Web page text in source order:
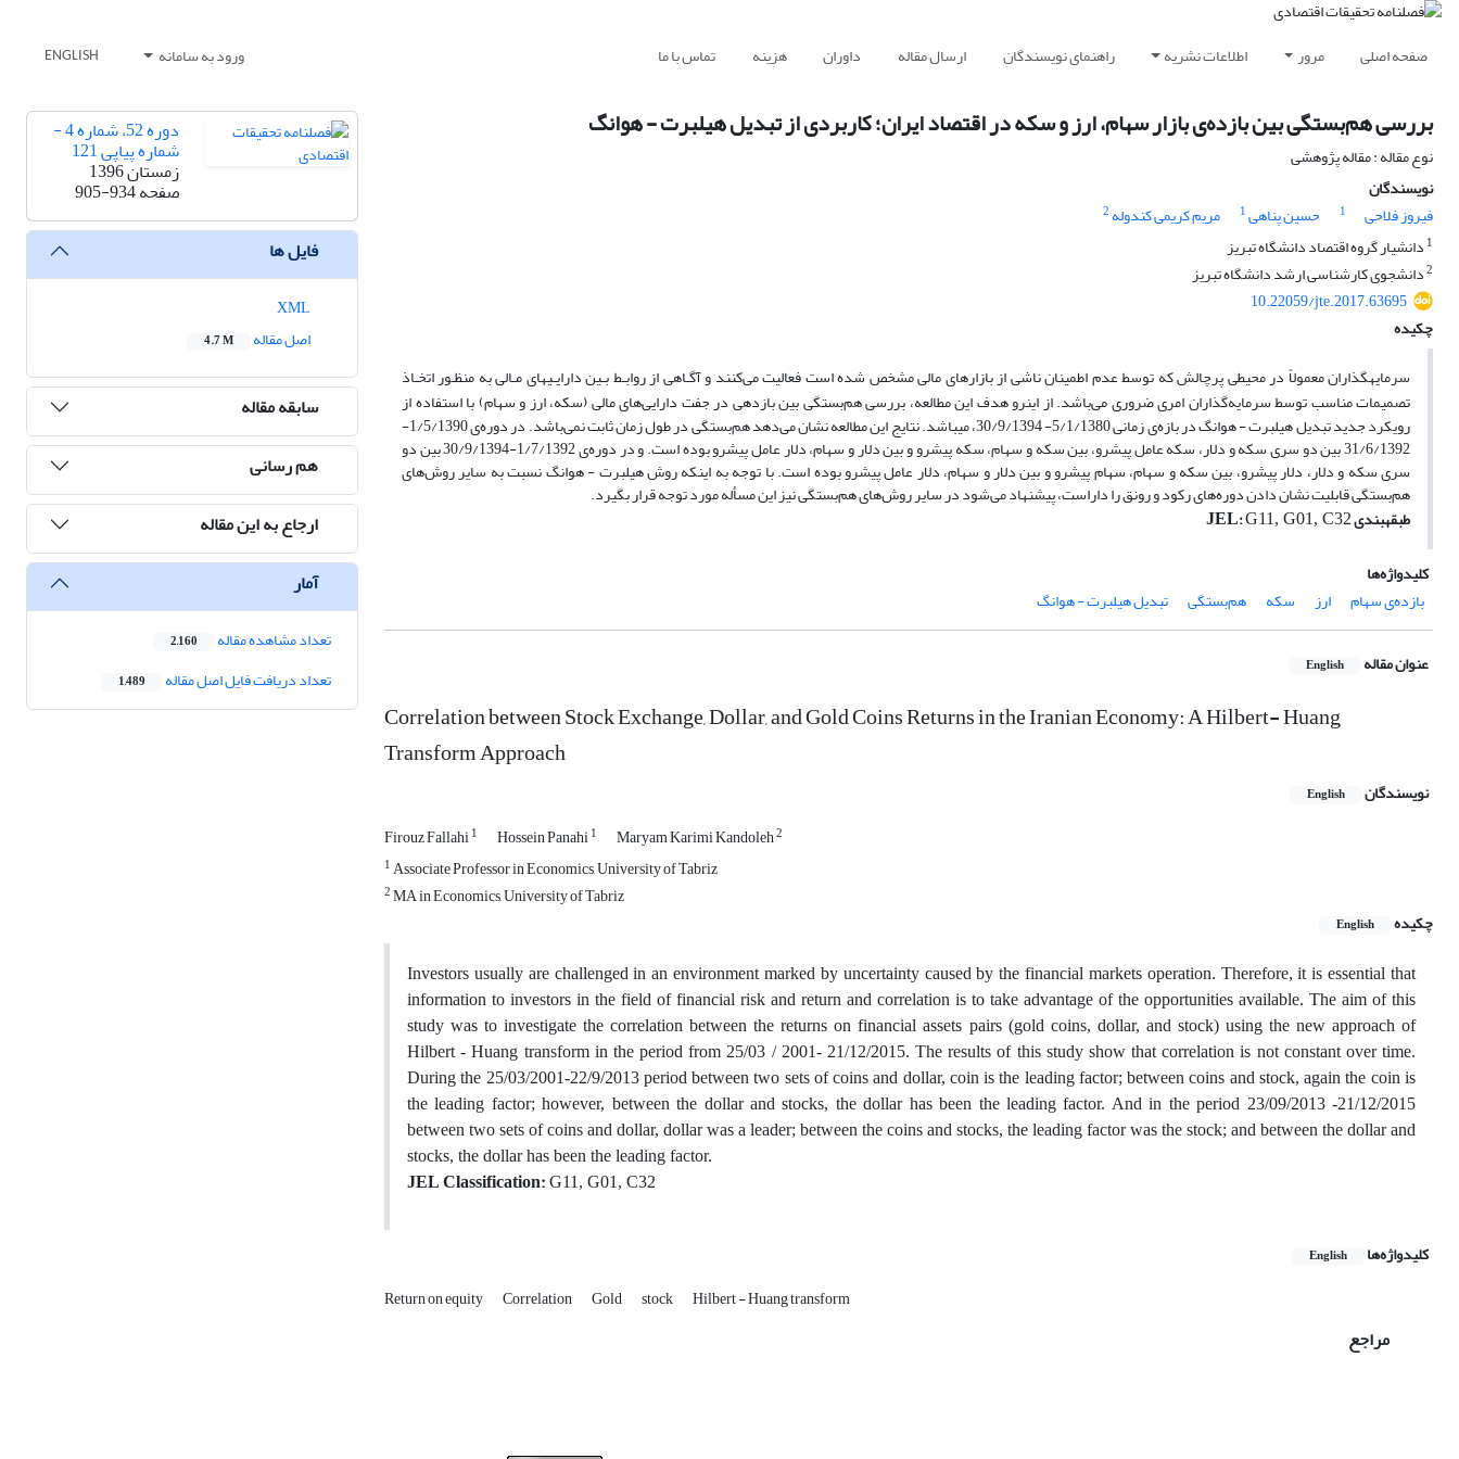
صفحه اصلی مرور اطلاعات نشریه راهنمای نویسندگان ارسال مقاله داوران هزینه تماس با ما ورود به سامانه ENGLISH
بررسی هم‌بستگی بین بازده‌ی بازار سهام، ارز و سکه در اقتصاد ایران؛ کاربردی از تبدیل هیلبرت - هوانگ
نوع مقاله : مقاله پژوهشی
نویسندگان
فیروز فلاحی
1 حسین پناهی1 مریم کریمی کندوله 2
1 دانشیار گروه اقتصاد دانشگاه تبریز
2دانشجوی کارشناسی ارشد دانشگاه تبریز
10.22059/jte.2017.63695
چکیده
سرمایه­گذاران معمولاً در محیطی پرچالش که توسط عدم اطمینان ناشی از بازارهای مالی مشخص شده است فعالیت می‌کنند و آگـاهی از روابـط بـین دارایـی­های مـالی به منظـور اتخـاذ
تصمیمات مناسب توسط سرمایهگذاران امری ضروری می‌باشد. از این­رو هدف این مطالعه، بررسی هم‌بستگی بین بازدهی در جفت دارایی‌های مالی (سکه، ارز و سهام) با استفاده از
رویکرد جدید تبدیل هیلبرت - هوانگ در بازه‌ی زمانی 5/1/1380- 30/9/1394، می­باشد. نتایج این مطالعه نشان می‌دهد هم‌بستگی در طول زمان ثابت نمی‌باشد. در دوره‌ی 1/5/1390-
31/6/1392 بین دو سری سکه و دلار، سکه عامل پیشرو، بین سکه و سهام، سکه پیشرو و بین دلار و سهام، دلار عامل پیشرو بوده است. و در دوره‌ی 1/7/1392-30/9/1394 بین دو
سری سکه و دلار، دلار پیشرو، بین سکه و سهام، سهام پیشرو و بین دلار و سهام، دلار عامل پیشرو بوده است. با توجه به اینکه روش هیلبرت - هوانگ نسبت به سایر روش‌های
هم‌بستگی قابلیت نشان دادن دوره‌های رکود و رونق را داراست، پیشنهاد می‌شود در سایر روش‌های هم‌بستگی نیز این مسأله مورد توجه قرار بگیرد.
طبقه­بندی
JEL:G11, G01, C32
کلیدواژه‌ها
بازده‌ی سهام
ارز سکه هم‌بستگی تبدیل هیلبرت - هوانگ
عنوان مقاله English
Correlation between Stock Exchange, Dollar, and Gold Coins Returns in the Iranian Economy: A Hilbert- Huang
Transform Approach
نویسندگان English
Firouz Fallahi1 Hossein Panahi1 Maryam Karimi Kandoleh2
1Associate Professor in Economics, University of Tabriz
2MA in Economics, University of Tabriz
چکیده
English
Investors usually are challenged in an environment marked by uncertainty caused by the financial markets operation. Therefore, it is essential that
information to investors in the field of financial risk and return and correlation is to take advantage of the opportunities available. The aim of this
study was to investigate the correlation between the returns on financial assets pairs (gold coins, dollar, and stock) using the new approach of
Hilbert - Huang transform in the period from 25/03 / 2001- 21/12/2015. The results of this study show that correlation is not constant over time.
During the 25/03/2001-22/9/2013 period between two sets of coins and dollar, coin is the leading factor; between coins and stock, again the coin is
the leading factor; however, between the dollar and stocks, the dollar has been the leading factor. And in the period 23/09/2013 -21/12/2015
between two sets of coins and dollar, dollar was a leader; between the coins and stocks, the leading factor was the stock; and between the dollar and
stocks, the dollar has been the leading factor.
JEL Classification: G11, G01, C32
کلیدواژه‌ها English
Return on equity Correlation Gold stock Hilbert - Huang transform
مراجع
دوره 52، شماره 4 -
شماره پیاپی 121
زمستان 1396
صفحه905-934
فایل ها
اصل مقاله
4.7 M
سابقه مقاله
هم رسانی
ارجاع به این مقاله
آمار
تعداد مشاهده مقاله 2,160
تعداد دریافت فایل اصل مقاله 1,489